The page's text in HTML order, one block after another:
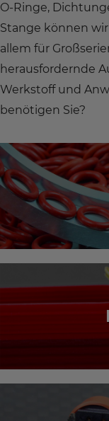
O-Ringe,
Stange können
allem für
herausfordernde
Werkstoff und
benötigen Sie?